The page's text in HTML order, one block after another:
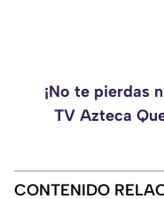
¡No te pierdas
TV Azteca
CONTENIDO